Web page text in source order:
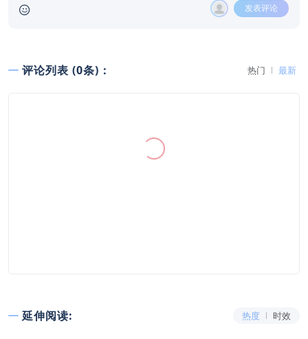
发表评论
评论列表 (0条)： 热门 最新
延伸阅读: 热度 时效